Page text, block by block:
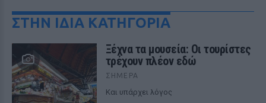
ΣΤΗΝ ΙΔΙΑ ΚΑΤΗΓΟΡΙΑ
Ξέχνα τα μουσεία: Οι τουρίστες
τρέχουν πλέον εδώ
ΣΉΜΕΡΑ
Και υπάρχει λόγος